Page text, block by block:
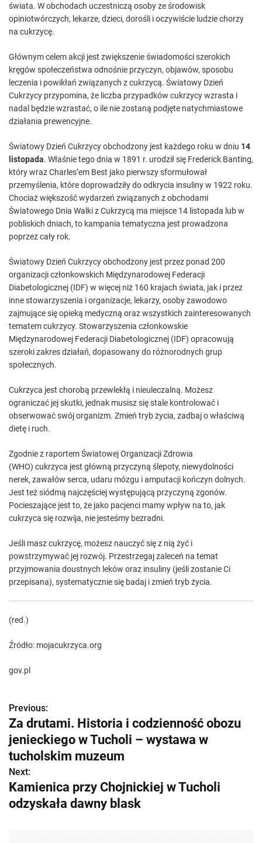
świata. W obchodach uczestniczą osoby ze środowisk
opiniotwórczych, lekarze, dzieci, dorośli i oczywiście ludzie chorzy
na cukrzycę.
Głównym celem akcji jest zwiększenie świadomości szerokich
kręgów społeczeństwa odnośnie przyczyn, objawów, sposobu
leczenia i powikłań związanych z cukrzycą. Światowy Dzień
Cukrzycy przypomina, że liczba przypadków cukrzycy wzrasta i
nadal będzie wzrastać, o ile nie zostaną podjęte natychmiastowe
działania prewencyjne.
Światowy Dzień Cukrzycy obchodzony jest każdego roku w dniu 14
listopada. Właśnie tego dnia w 1891 r. urodził się Frederick Banting,
który wraz Charles’em Best jako pierwszy sformułował
przemyślenia, które doprowadziły do odkrycia insuliny w 1922 roku.
Chociaż większość wydarzeń związanych z obchodami
Światowego Dnia Walki z Cukrzycą ma miejsce 14 listopada lub w
pobliskich dniach, to kampania tematyczna jest prowadzona
poprzez cały rok.
Światowy Dzień Cukrzycy obchodzony jest przez ponad 200
organizacji członkowskich Międzynarodowej Federacji
Diabetologicznej (IDF) w więcej niż 160 krajach świata, jak i przez
inne stowarzyszenia i organizacje, lekarzy, osoby zawodowo
zajmujące się opieką medyczną oraz wszystkich zainteresowanych
tematem cukrzycy. Stowarzyszenia członkowskie
Międzynarodowej Federacji Diabetologicznej (IDF) opracowują
szeroki zakres działań, dopasowany do różnorodnych grup
społecznych.
Cukrzyca jest chorobą przewlekłą i nieuleczalną. Możesz
ograniczać jej skutki, jednak musisz się stale kontrolować i
obserwować swój organizm. Zmień tryb życia, zadbaj o właściwą
dietę i ruch.
Zgodnie z raportem Światowej Organizacji Zdrowia
(WHO) cukrzyca jest główną przyczyną ślepoty, niewydolności
nerek, zawałów serca, udaru mózgu i amputacji kończyn dolnych.
Jest też siódmą najczęściej występującą przyczyną zgonów.
Pocieszające jest to, że jako pacjenci mamy wpływ na to, jak
cukrzyca się rozwija, nie jesteśmy bezradni.
Jeśli masz cukrzycę, możesz nauczyć się z nią żyć i
powstrzymywać jej rozwój. Przestrzegaj zaleceń na temat
przyjmowania doustnych leków oraz insuliny (jeśli zostanie Ci
przepisana), systematycznie się badaj i zmień tryb życia.
(red.)
Źródło: mojacukrzyca.org
gov.pl
Z
o
b
a
c
Previous:
Za drutami. Historia i codzienność obozu
jenieckiego w Tucholi – wystawa w
tucholskim muzeum
Next:
Kamienica przy Chojnickiej w Tucholi
odzyskała dawny blask